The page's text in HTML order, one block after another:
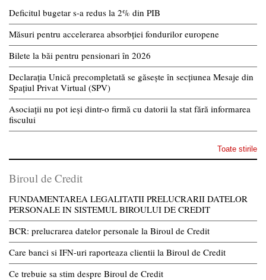
Deficitul bugetar s-a redus la 2% din PIB
Măsuri pentru accelerarea absorbției fondurilor europene
Bilete la băi pentru pensionari în 2026
Declarația Unică precompletată se găsește în secțiunea Mesaje din
Spațiul Privat Virtual (SPV)
Asociații nu pot ieși dintr-o firmă cu datorii la stat fără informarea
fiscului
Toate stirile
Biroul de Credit
FUNDAMENTAREA LEGALITATII PRELUCRARII DATELOR
PERSONALE IN SISTEMUL BIROULUI DE CREDIT
BCR: prelucrarea datelor personale la Biroul de Credit
Care banci si IFN-uri raporteaza clientii la Biroul de Credit
Ce trebuie sa stim despre Biroul de Credit